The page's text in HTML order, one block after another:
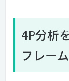
4P分析
フレー